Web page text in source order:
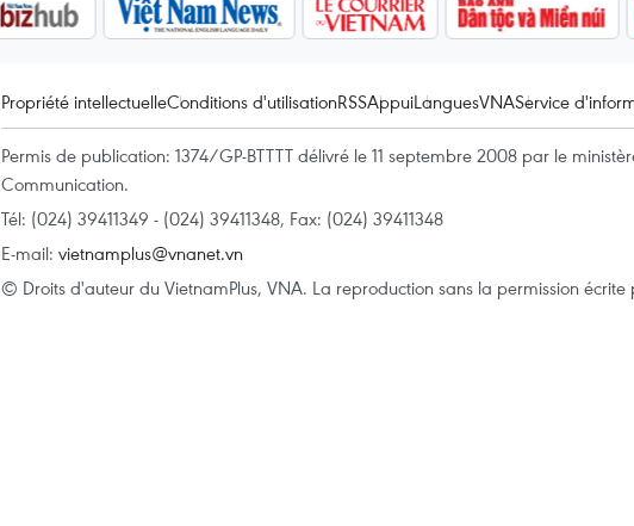
Propriété intellectuelleConditions d'utilisationRSSAppuiLanguesVNAService
Permis de publication: 1374/GP-BTTTT délivré le 11 septembre 2008 par le
Communication.
Tél: (024) 39411349 - (024) 39411348, Fax: (024) 39411348
E-mail: vietnamplus@vnanet.vn
© Droits d'auteur du VietnamPlus, VNA. La reproduction sans la permission